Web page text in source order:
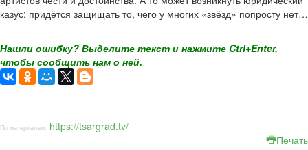
казус: придётся защищать то, чего у многих «звёзд» попросту нет…
Нашли ошибку? Выделите текст и нажмите Ctrl+Enter,
чтобы сообщить нам о ней.
По материалам: https://tsargrad.tv/
Печать